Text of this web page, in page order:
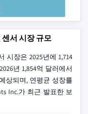
서 시장 규모
시장은 2025년에 1,714
년 1,854억 달러에서
상되며, 연평균 성장률
Inc.가 최근 발표한 보